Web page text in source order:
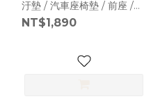
汙墊 / 汽車座椅墊 / 前座 /
[L1371]
NT$1,890